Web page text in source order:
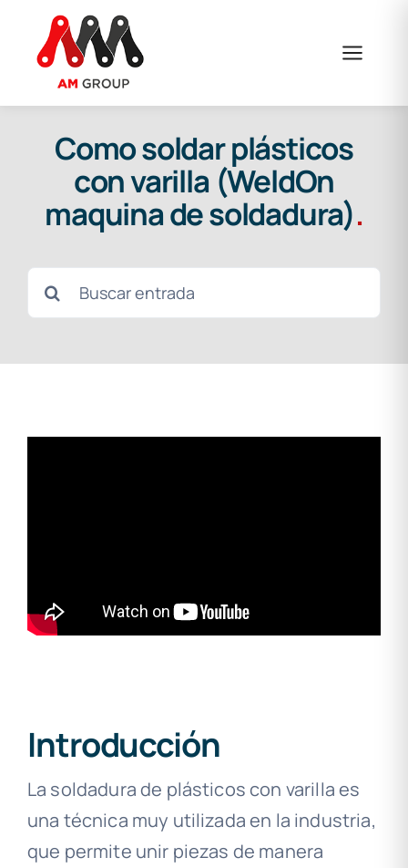
content
Como soldar plásticos
con varilla (WeldOn
maquina de soldadura).
Search
for:
Introducción
La soldadura de plásticos con varilla es
una técnica muy utilizada en la industria,
que permite unir piezas de manera